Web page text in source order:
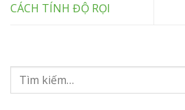
CÁCH TÍNH ĐỘ RỌI